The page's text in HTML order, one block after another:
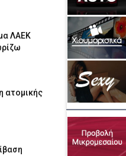
ΛΑΕΚ
ατομικής